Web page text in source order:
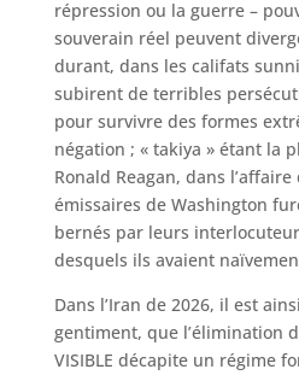
répression ou la guerre –
souverain réel peuvent
durant, dans les califats
subirent de terribles
pour survivre des formes
négation ; « takiya » étant la
Ronald Reagan, dans
émissaires de Washington
bernés par leurs
desquels ils avaient
Dans l’Iran de 2026, il est
gentiment, que l’élimination
VISIBLE décapite un régime